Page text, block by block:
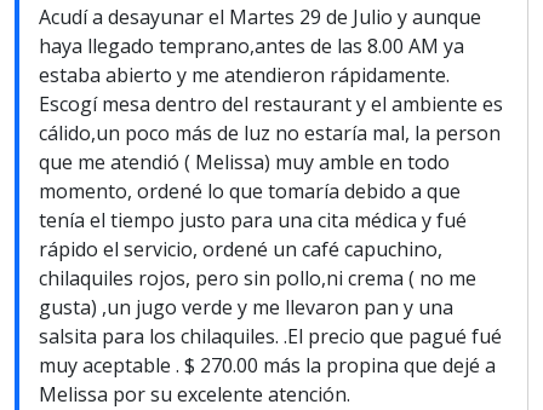
Acudí a desayunar el Martes 29 de Julio y aunque
haya llegado temprano,antes de las 8.00 AM ya
estaba abierto y me atendieron rápidamente.
Escogí mesa dentro del restaurant y el ambiente es
cálido,un poco más de luz no estaría mal, la person
que me atendió ( Melissa) muy amble en todo
momento, ordené lo que tomaría debido a que
tenía el tiempo justo para una cita médica y fué
rápido el servicio, ordené un café capuchino,
chilaquiles rojos, pero sin pollo,ni crema ( no me
gusta) ,un jugo verde y me llevaron pan y una
salsita para los chilaquiles. .El precio que pagué fué
muy aceptable . $ 270.00 más la propina que dejé a
Melissa por su excelente atención.